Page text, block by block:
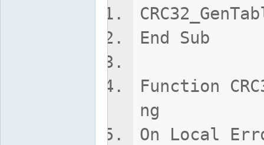
End Sub
Function
ng
On Local